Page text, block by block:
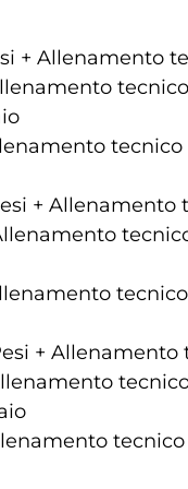
+ Allenamento
tecnico
tecnico
+ Allenamento
tecnico
+ Allenamento
tecnico